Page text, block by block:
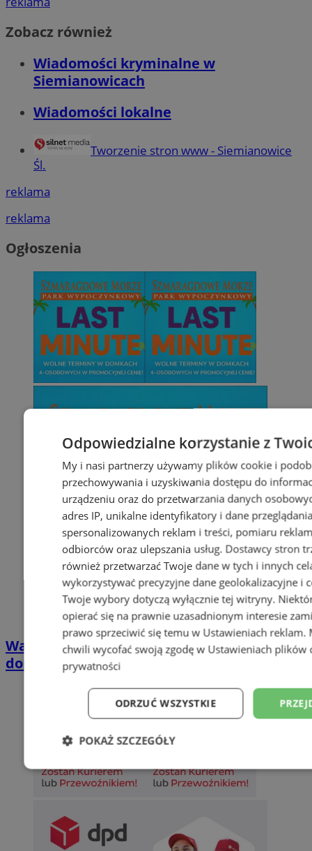
Zobacz również
Wiadomości kryminalne w
Siemianowicach
Wiadomości lokalne
Tworzenie stron www - Siemianowice
Śl.
reklama
reklama
Ogłoszenia
Wakacyjny wypoczynek nad Bałtykiem w
domkach Szmaragdowe Morze
Odpowiedzialne korzystanie z
My i nasi partnerzy używamy plików cookie i
przechowywania i uzyskiwania dostępu do
urządzeniu oraz do przetwarzania danych
adres IP, unikalne identyfikatory i dane
spersonalizowanych reklam i treści, pomiaru
odbiorców oraz ulepszania usług. Dostawcy stron
również przetwarzać Twoje dane w tych i innych
wykorzystywać precyzyjne dane geolokalizacyjne i
Twoje wybory dotyczą wyłącznie tej witryny.
opierać się na prawnie uzasadnionym interesie
prawo sprzeciwić się temu w Ustawieniach reklam.
chwili wycofać swoją zgodę w Ustawieniach plików
prywatności
ODRZUĆ WSZYSTKIE
POKAŻ SZCZEGÓŁY
Niezbędne Wydajność